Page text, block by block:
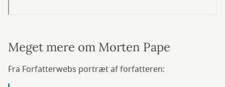
Meget mere om Morten Pape
Fra Forfatterwebs portræt af forfatteren: